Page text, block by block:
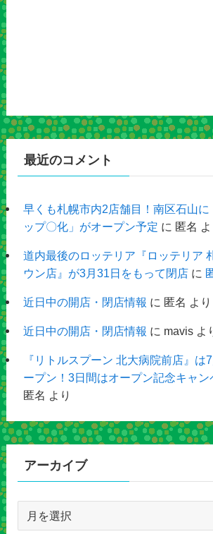
最近のコメント
早くも札幌市内2店舗目！南区石山に
ップ〇化」がオープン予定 に 匿名 よ
道内最後のロッテリア『ロッテリア
ウン店』が3月31日をもって閉店に
近日中の開店・閉店情報 に 匿名 より
近日中の開店・閉店情報 に mavisよ
『リトルスプーン 北大病院前店』は
ープン！3日間はオープン記念キャン
匿名 より
アーカイブ